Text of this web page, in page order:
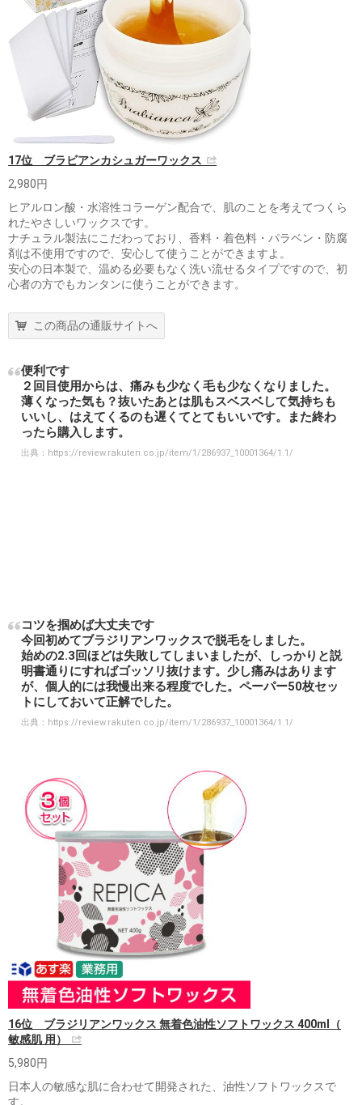
17位 ブラビアンカシュガーワックス
2,980円
ヒアルロン酸・水溶性コラーゲン配合で、肌のことを考えてつくら
れたやさしいワックスです。
ナチュラル製法にこだわっており、香料・着色料・パラベン・防腐
剤は不使用ですので、安心して使うことができますよ。
安心の日本製で、温める必要もなく洗い流せるタイプですので、初
心者の方でもカンタンに使うことができます。
この商品の通販サイトへ
便利です
２回目使用からは、痛みも少なく毛も少なくなりました。
薄くなった気も？抜いたあとは肌もスベスベして気持ちも
いいし、はえてくるのも遅くてとてもいいです。また終わ
ったら購入します。
出典： https://review.rakuten.co.jp/item/1/286937_10001364/1.1/
コツを掴めば大丈夫です
今回初めてブラジリアンワックスで脱毛をしました。
始めの2.3回ほどは失敗してしまいましたが、しっかりと説
明書通りにすればゴッソリ抜けます。少し痛みはあります
が、個人的には我慢出来る程度でした。ペーパー50枚セッ
トにしておいて正解でした。
出典： https://review.rakuten.co.jp/item/1/286937_10001364/1.1/
16位 ブラジリアンワックス 無着色油性ソフトワックス 400ml（
敏感肌 用）
5,980円
日本人の敏感な肌に合わせて開発された、油性ソフトワックスで
す。